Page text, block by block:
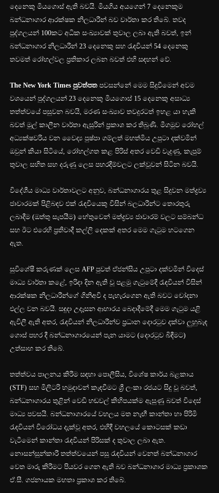
දෙනෙකු මියගොස් ඇති බවයි. මියගිය අයගෙන් 7 දෙනෙකුම
බන්ධනාගාර ආරක්ෂක නිලධාරීන් බව වාර්තා කර තිබේ. තවද
පුද්ගලයන් 100කට අධික සංඛ්‍යාවක් තුවාල ලබා ඇති බවත්, ඉන්
බන්ධනාගාර නිලධාරීන් 23 දෙනෙකු සහ රැඳවියන් 54 දෙනෙකු
තවමත් රෝහල්වල ප්‍රතිකාර ලබන බවත් එහි සඳහන් වේ.
The New York Times පුවත්පත පවසන්නේ මෙම සිදුවීමෙන් අවම
වශයෙන් පුද්ගලයන් 23 දෙනෙකු මියගොස් 15 දෙනෙකු අසාධ්‍ය
තත්ත්වයේ පසුවන බවයි, මරණ සංඛ්‍යාව තවදුරටත් ඉහළ යා හැකි
බවත් මුල් කාලීන වාර්තා ඇසුරින් ප්‍රකාශ කර තිබුණි. මීගමුව රෝහල්
අධ්‍යක්ෂවරිය වන වෛද්‍ය පුෂ්පා ගම්ලත් මහත්මිය උපුටා දක්වමින්
ඔවුන් කියා සිටියේ, රෝහල්ගත කළ පිරිස් අතර වෙඩි වැදුණු, කැපුම්
තුවාල සහිත සහ දරුණු ලෙස පහරදීම්වලට ලක්වූවන් සිටින බවයි.
විදේශීය මාධ්‍ය වාර්තාවලට අනුව, බන්ධනාගාරය තුළ සිදුවන මත්ද්‍රව්‍ය
ජාවාරමක් පිළිබඳව එක් රැඳවියෙකු විසින් බලධාරීන්ට තොරතුරු
ලබාදීම (ඔත්තු සැපයීම) හේතුවෙන් මත්ද්‍රව්‍ය ජාවාරම් වලට සම්බන්ධ
සහ ඊට එරෙහි ප්‍රතිවාදී කල්ලි දෙකක් අතර මෙම ගැටුම හටගෙන
ඇත.
සුවිශේෂී කරුණක් ලෙස AFP පුවත් ඒජන්සිය උපුටා දක්වමින් විදෙස්
මාධ්‍ය වාර්තා කළේ, ඉරිදා දින ඇති වූ පළමු ගැටුමේදී රැඳවියන් විසින්
ආරක්ෂක නිලධාරීන්ගේ ගිනිඅවි ද පැහැරගෙන ඇති බවට චෝදනා
එල්ල වන බවයි. සඳුදා උදෑසන ආහාරය බෙදාදීමේදී මෙම ගැටුම යළි
ඇවිලී ඇති අතර, රැඳවියන් නිලධාරීන්ව ප්‍රධාන දොරටුව දක්වා ලුහුබැඳ
ගොස් පහර දී බන්ධනාගාරයෙන් පැන යාමට (දොරටුව බිඳීමට)
උත්සාහ කර තිබේ.
තත්ත්වය පාලනය කිරීම සඳහා පොලීසිය, විශේෂ කාර්ය බළකාය
(STF) සහ මිලිටරි හමුදාවන් කැඳවීමට ශ්‍රී ලංකා රජයට සිදු වූ බවත්,
බන්ධනාගාරය තුළින් වෙඩි හඬවල් කිහිපයක්ම ඇසුණු බවත් විදෙස්
මාධ්‍ය පවසයි. බන්ධනාගාරයේ වහලය මත නැඟී කාන්තා හා පිරිමි
රැඳවියන් විරෝධය දැක්වූ අතර, එහිදී වහලයේ කොටසක් කඩා
වැටීමෙන් කාන්තා රැඳවියන් පිරිසක් ද තුවාල ලබා ඇත.
නොසන්සුන්කාරී තත්ත්වයෙන් පසු රැඳවියන් වෙනත් බන්ධනාගාර
වෙත මාරු කිරීමට පියවර ගෙන ඇති බව බන්ධනාගාර මාධ්‍ය ප්‍රකාශක
ඒ.සී. ගජනායක මහතා ප්‍රකාශ කර තිබේ.